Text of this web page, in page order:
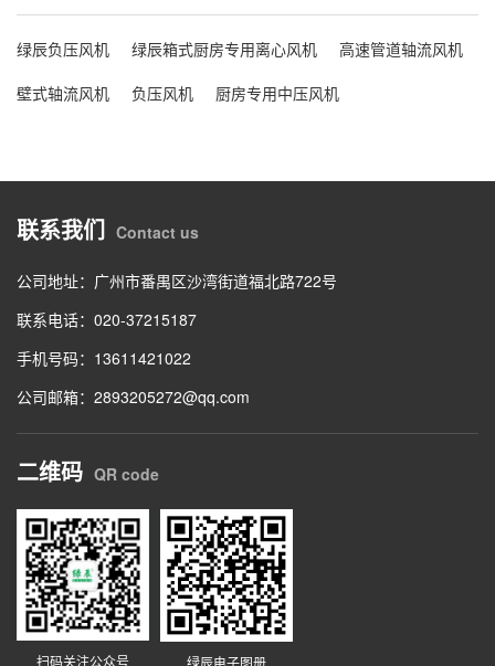
绿辰负压风机 绿辰箱式厨房专用离心风机
高速管道轴流风机
壁式轴流风机
负压风机 厨房专用中压风机
联系我们 Contact us
公司地址：广州市番禺区沙湾街道福北路722号
联系电话：020-37215187
手机号码：13611421022
公司邮箱：2893205272@qq.com
二维码 QR code
扫码关注公众号